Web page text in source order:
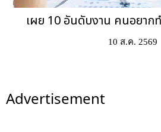
เผย 10 อันดับงาน คนอยาก
10 ส.ค. 2569
Advertisement